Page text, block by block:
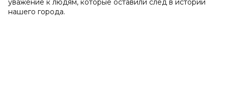
уважение к людям, которые оставили след в истории
нашего города.